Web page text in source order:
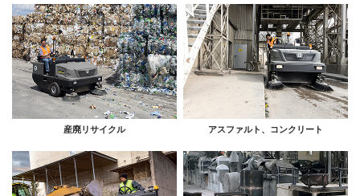
産廃リサイクル アスファルト、コンクリート